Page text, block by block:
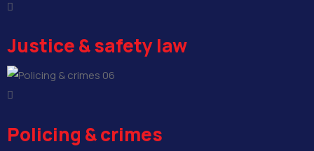
Justice & safety law
06
Policing & crimes